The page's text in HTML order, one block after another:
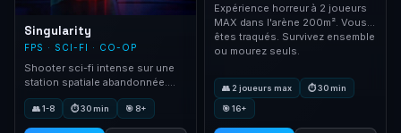
Singularity
FPS · SCI-FI · CO-OP
Shooter sci-fi intense sur une
station spatiale abandonnée.
Combattez une IA devenue folle
et ses robots tueurs. 4 modes
de blaster.
👥 1-8 ⏱ 30 min 🎯 8+
Expérience horreur à 2 joueurs
MAX dans l'arène 200m². Vous
êtes traqués. Survivez ensemble
ou mourez seuls.
👥 2 joueurs max ⏱ 30 min
🎯 16+